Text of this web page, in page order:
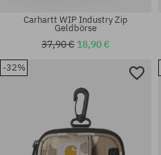
Carhartt WIP Industry Zip
Geldbörse
37,90 € 18,90 €
-32%